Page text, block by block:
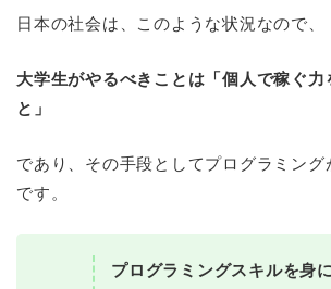
日本の社会は、このような状況なので、
大学生がやるべきことは「個人で稼ぐ力
と」
であり、その手段としてプログラミング
です。
プログラミングスキルを身